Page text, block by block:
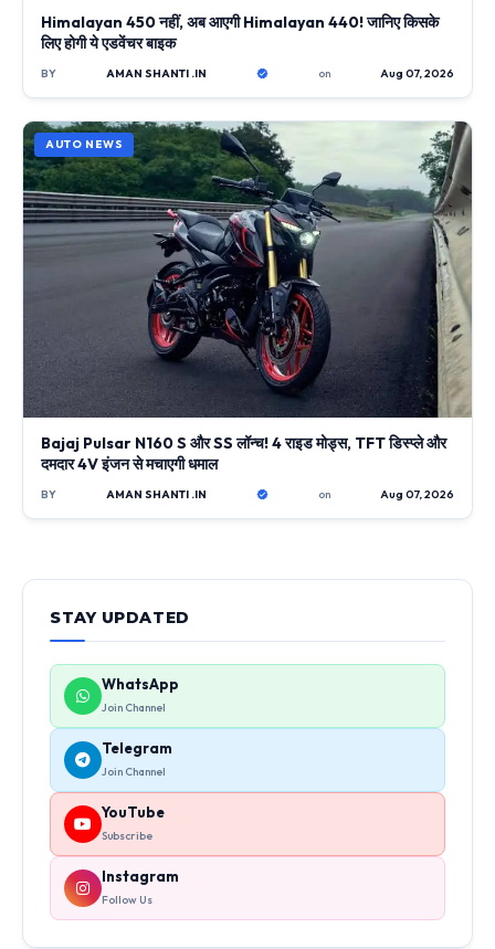
Himalayan 450 नहीं, अब आएगी Himalayan 440! जानिए किसके
लिए होगी ये एडवेंचर बाइक
BY AMAN SHANTI .IN on Aug 07, 2026
AUTO NEWS
Bajaj Pulsar N160 S और SS लॉन्च! 4 राइड मोड्स, TFT डिस्प्ले और
दमदार 4V इंजन से मचाएगी धमाल
BY AMAN SHANTI .IN on Aug 07, 2026
STAY UPDATED
WhatsApp
Join Channel
Telegram
Join Channel
YouTube
Subscribe
Instagram
Follow Us